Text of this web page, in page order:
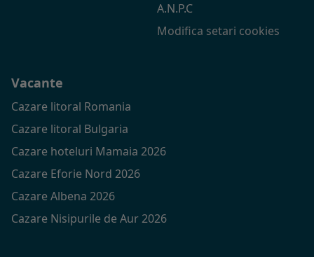
A.N.P.C
Modifica setari cookies
Vacante
Cazare litoral Romania
Cazare litoral Bulgaria
Cazare hoteluri Mamaia 2026
Cazare Eforie Nord 2026
Cazare Albena 2026
Cazare Nisipurile de Aur 2026